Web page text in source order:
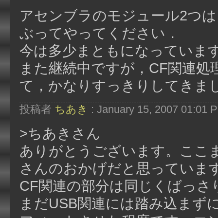
アセンブラのモジュール2つ
ぶってやってください．
今は多少まともになっていま
また継続中ですが，CF関連
て，かなりすっきりしてきま
投稿者 ちあき : January 15, 2007 01:01
>ちあきさん
ありがとうございます。ここ
さんのおかげだと思っていま
CF関連の部分は同じくばっ
まだUSB関連には踏み込まず